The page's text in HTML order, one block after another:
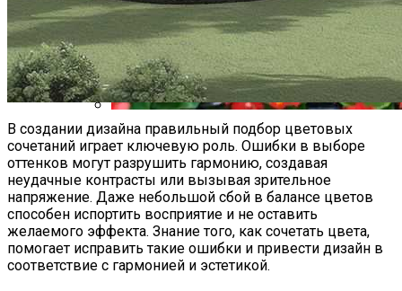
Гёреме – Национальный Парк Церквей
Бегонии: Красота И Нежность В Вашем
Саду
В создании дизайна правильный подбор цветовых
сочетаний играет ключевую роль. Ошибки в выборе
оттенков могут разрушить гармонию, создавая
неудачные контрасты или вызывая зрительное
напряжение. Даже небольшой сбой в балансе цветов
способен испортить восприятие и не оставить
желаемого эффекта. Знание того, как сочетать цвета,
помогает исправить такие ошибки и привести дизайн в
соответствие с гармонией и эстетикой.